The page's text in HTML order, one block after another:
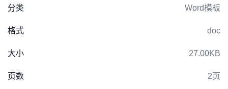
分类 Word模板
格式 doc
大小 27.00KB
页数 2页